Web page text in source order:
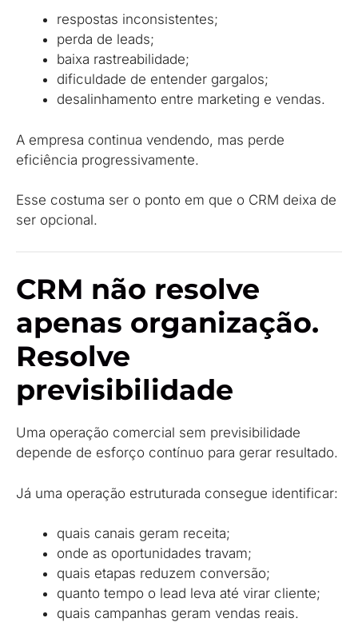
respostas inconsistentes;
perda de leads;
baixa rastreabilidade;
dificuldade de entender gargalos;
desalinhamento entre marketing e vendas.
A empresa continua vendendo, mas perde
eficiência progressivamente.
Esse costuma ser o ponto em que o CRM deixa de
ser opcional.
CRM não resolve
apenas organização.
Resolve
previsibilidade
Uma operação comercial sem previsibilidade
depende de esforço contínuo para gerar resultado.
Já uma operação estruturada consegue identificar:
quais canais geram receita;
onde as oportunidades travam;
quais etapas reduzem conversão;
quanto tempo o lead leva até virar cliente;
quais campanhas geram vendas reais.